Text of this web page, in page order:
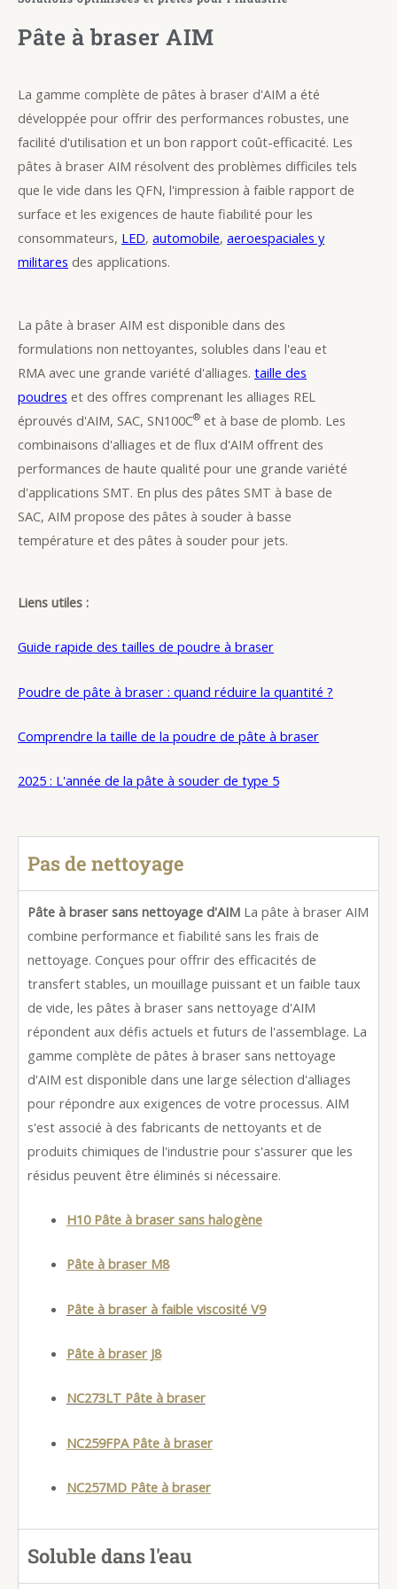
Pâte à braser AIM
La gamme complète de pâtes à braser d'AIM a été
développée pour offrir des performances robustes, une
facilité d'utilisation et un bon rapport coût-efficacité. Les
pâtes à braser AIM résolvent des problèmes difficiles tels
que le vide dans les QFN, l'impression à faible rapport de
surface et les exigences de haute fiabilité pour les
consommateurs, LED, automobile, aeroespaciales y
militares des applications.
La pâte à braser AIM est disponible dans des
formulations non nettoyantes, solubles dans l'eau et
RMA avec une grande variété d'alliages. taille des
poudres et des offres comprenant les alliages REL
éprouvés d'AIM, SAC, SN100C® et à base de plomb. Les
combinaisons d'alliages et de flux d'AIM offrent des
performances de haute qualité pour une grande variété
d'applications SMT. En plus des pâtes SMT à base de
SAC, AIM propose des pâtes à souder à basse
température et des pâtes à souder pour jets.
Liens utiles :
Guide rapide des tailles de poudre à braser
Poudre de pâte à braser : quand réduire la quantité ?
Comprendre la taille de la poudre de pâte à braser
2025 : L'année de la pâte à souder de type 5
Pas de nettoyage
Pâte à braser sans nettoyage d'AIM La pâte à braser AIM
combine performance et fiabilité sans les frais de
nettoyage. Conçues pour offrir des efficacités de
transfert stables, un mouillage puissant et un faible taux
de vide, les pâtes à braser sans nettoyage d'AIM
répondent aux défis actuels et futurs de l'assemblage. La
gamme complète de pâtes à braser sans nettoyage
d'AIM est disponible dans une large sélection d'alliages
pour répondre aux exigences de votre processus. AIM
s'est associé à des fabricants de nettoyants et de
produits chimiques de l'industrie pour s'assurer que les
résidus peuvent être éliminés si nécessaire.
H10 Pâte à braser sans halogène
Pâte à braser M8
Pâte à braser à faible viscosité V9
Pâte à braser J8
NC273LT Pâte à braser
NC259FPA Pâte à braser
NC257MD Pâte à braser
Soluble dans l'eau